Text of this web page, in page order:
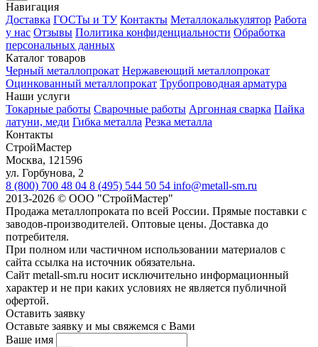
Навигация
Доставка ГОСТы и ТУ Контакты Металлокалькулятор Работа
у нас Отзывы Политика конфиденциальности Обработка
персональных данных
Каталог товаров
Черный металлопрокат Нержавеющий металлопрокат
Оцинкованный металлопрокат Трубопроводная арматура
Наши услуги
Токарные работы Сварочные работы Аргонная сварка Пайка
латуни, меди Гибка металла Резка металла
Контакты
СтройМастер
Москва, 121596
ул. Горбунова, 2
8 (800) 700 48 04 8 (495) 544 50 54 info@metall-sm.ru
2013-2026 © ООО "СтройМастер"
Продажа металлопроката по всей России. Прямые поставки с
заводов-производителей. Оптовые цены. Доставка до
потребителя.
При полном или частичном использовании материалов с
сайта ссылка на источник обязательна.
Сайт metall-sm.ru носит исключительно информационный
характер и не при каких условиях не является публичной
офертой.
Оставить заявку
Оставьте заявку и мы свяжемся с Вами
Ваше имя